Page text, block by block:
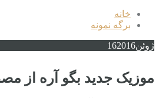
خانه
برگه نمونه
ژوئن 162016
موزیک جدید بگو آره از